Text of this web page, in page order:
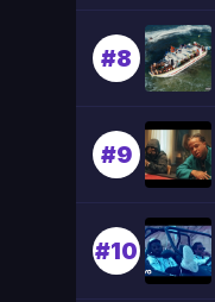
#8
#9
#10